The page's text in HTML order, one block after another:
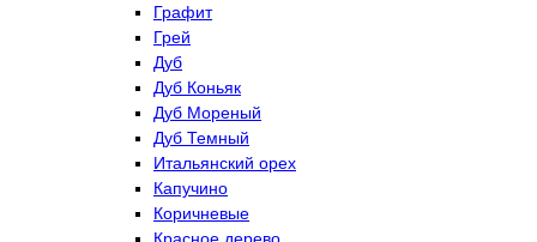
Графит
Грей
Дуб
Дуб Коньяк
Дуб Мореный
Дуб Темный
Итальянский орех
Капучино
Коричневые